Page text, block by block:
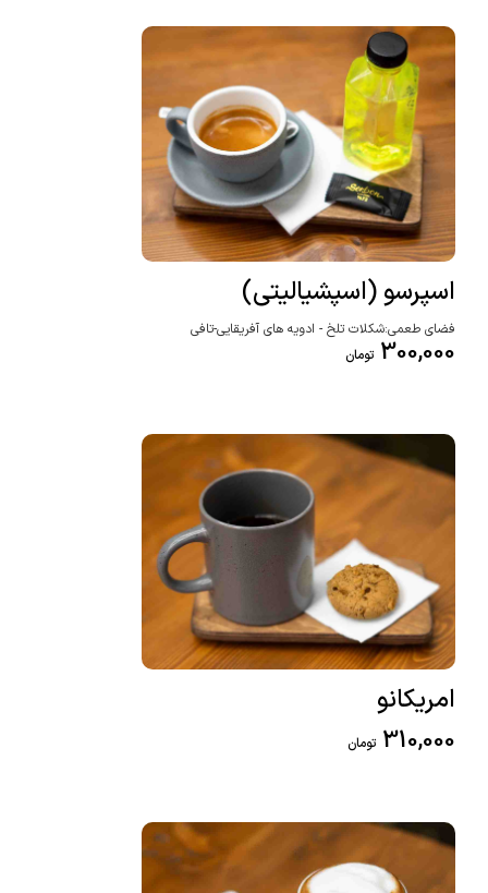
اسپرسو (اسپشیالیتی)
فضای طعمی:شکلات تلخ - ادویه های آفریقایی-تافی
300,000 تومان
امریکانو
310,000 تومان